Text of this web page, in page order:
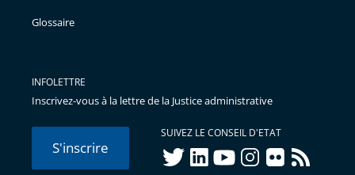
Glossaire
INFOLETTRE
Inscrivez-vous à la lettre de la Justice administrative
S'inscrire
SUIVEZ LE CONSEIL D'ETAT
twitterlinkedInyoutubeinstagram
flickr rss